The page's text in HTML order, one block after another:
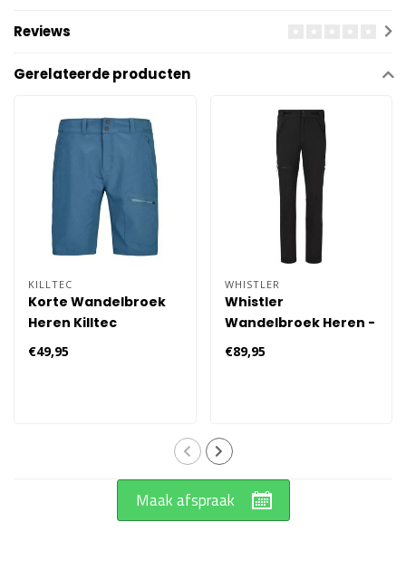
Reviews
Gerelateerde producten
KILLTEC
Korte Wandelbroek
Heren Killtec
€49,95
WHISTLER
Whistler
Wandelbroek Heren -
Zwart
€89,95
Maak afspraak